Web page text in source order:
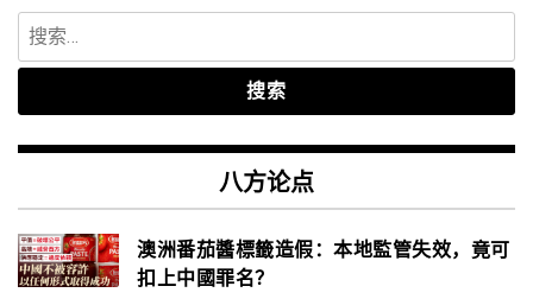
搜
索：
八方论点
澳洲番茄醬標籤造假：本地監管失效，竟可
扣上中國罪名？